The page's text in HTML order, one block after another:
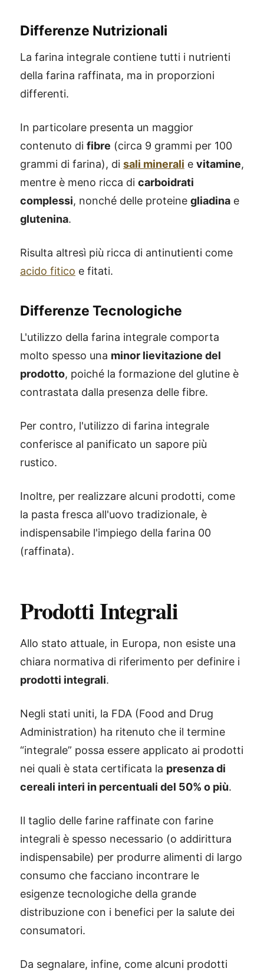
Differenze Nutrizionali
La farina integrale contiene tutti i nutrienti
della farina raffinata, ma in proporzioni
differenti.
In particolare presenta un maggior
contenuto di fibre (circa 9 grammi per 100
grammi di farina), di sali minerali e vitamine,
mentre è meno ricca di carboidrati
complessi, nonché delle proteine gliadina e
glutenina.
Risulta altresì più ricca di antinutienti come
acido fitico e fitati.
Differenze Tecnologiche
L'utilizzo della farina integrale comporta
molto spesso una minor lievitazione del
prodotto, poiché la formazione del glutine è
contrastata dalla presenza delle fibre.
Per contro, l'utilizzo di farina integrale
conferisce al panificato un sapore più
rustico.
Inoltre, per realizzare alcuni prodotti, come
la pasta fresca all'uovo tradizionale, è
indispensabile l'impiego della farina 00
(raffinata).
Prodotti Integrali
Allo stato attuale, in Europa, non esiste una
chiara normativa di riferimento per definire i
prodotti integrali.
Negli stati uniti, la FDA (Food and Drug
Administration) ha ritenuto che il termine
“integrale” possa essere applicato ai prodotti
nei quali è stata certificata la presenza di
cereali interi in percentuali del 50% o più.
Il taglio delle farine raffinate con farine
integrali è spesso necessario (o addirittura
indispensabile) per produrre alimenti di largo
consumo che facciano incontrare le
esigenze tecnologiche della grande
distribuzione con i benefici per la salute dei
consumatori.
Da segnalare, infine, come alcuni prodotti